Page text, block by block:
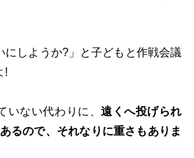
にしようか?」と子どもと作戦会議
!
いない代わりに、遠くへ投げられ
るので、それなりに重さもありま